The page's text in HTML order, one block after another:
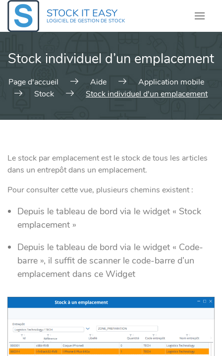
Skip
content
STOCK IT EASY
LOGICIEL DE GESTION DE STOCK
Stock individuel d’un emplacement
Page d'accueil Aide
Application mobile
Stock
Stock individuel d'un emplacement
Le stock par emplacement est le stock de tous les articles
dans un entrepôt dans un emplacement.
Pour consulter cette vue, plusieurs chemins existent :
Depuis le tableau de bord via le widget « Stock
emplacement »
Depuis le tableau de bord via le widget « Code-
barre », il suffit de scanner le code-barre d’un
emplacement dans ce Widget